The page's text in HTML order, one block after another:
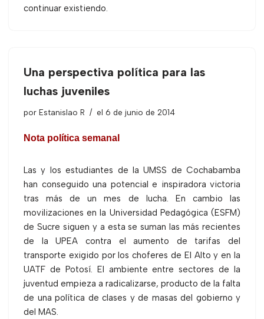
continuar existiendo.
Una perspectiva política para las
luchas juveniles
por Estanislao R el 6 de junio de 2014
Nota política semanal
Las y los estudiantes de la UMSS de Cochabamba
han conseguido una potencial e inspiradora victoria
tras más de un mes de lucha. En cambio las
movilizaciones en la Universidad Pedagógica (ESFM)
de Sucre siguen y a esta se suman las más recientes
de la UPEA contra el aumento de tarifas del
transporte exigido por los choferes de El Alto y en la
UATF de Potosí. El ambiente entre sectores de la
juventud empieza a radicalizarse, producto de la falta
de una política de clases y de masas del gobierno y
del MAS.